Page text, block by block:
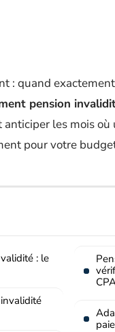
: quand
pension
les mois
pour votre
: le